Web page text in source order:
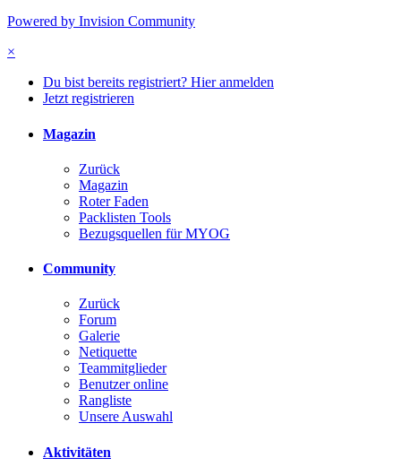
Powered by Invision Community
×
Du bist bereits registriert? Hier anmelden
Jetzt registrieren
Magazin
Zurück
Magazin
Roter Faden
Packlisten Tools
Bezugsquellen für MYOG
Community
Zurück
Forum
Galerie
Netiquette
Teammitglieder
Benutzer online
Rangliste
Unsere Auswahl
Aktivitäten